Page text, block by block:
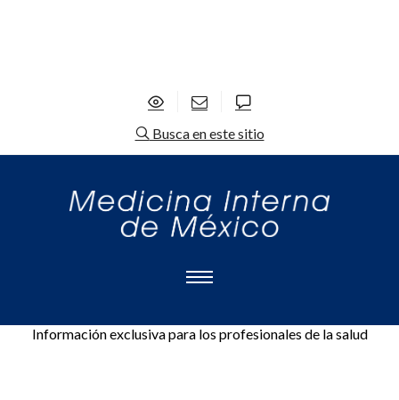
Busca en este sitio
Información exclusiva para los profesionales de la salud